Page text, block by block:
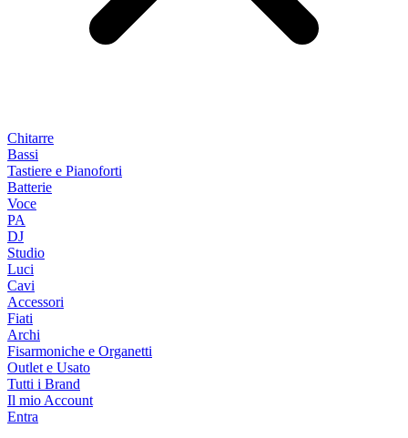
Chitarre
Bassi
Tastiere e Pianoforti
Batterie
Voce
PA
DJ
Studio
Luci
Cavi
Accessori
Fiati
Archi
Fisarmoniche e Organetti
Outlet e Usato
Tutti i Brand
Il mio Account
Entra